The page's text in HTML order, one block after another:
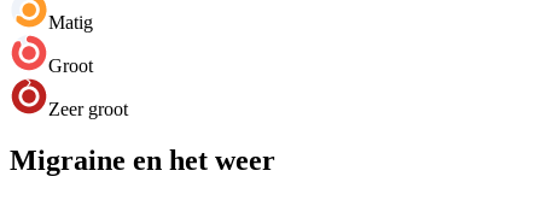
Matig
Groot
Zeer groot
Migraine en het weer